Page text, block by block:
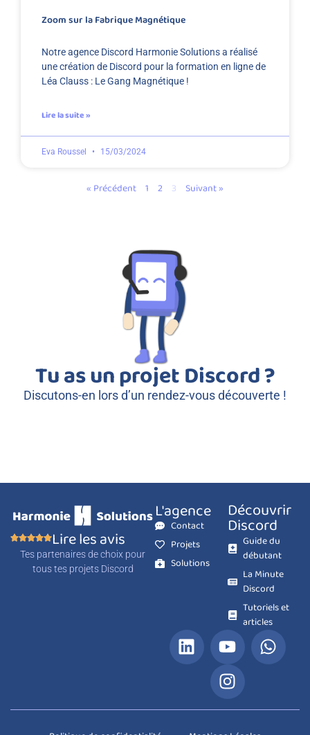
Zoom sur la Fabrique Magnétique
Notre agence Discord Harmonie Solutions a réalisé
une création de Discord pour la formation en ligne de
Léa Clauss : Le Gang Magnétique !
Lire la suite »
Eva Roussel 15/03/2024
« Précédent 1 2 3 Suivant »
Tu as un projet Discord ?
Discutons-en lors d’un rendez-vous découverte !
Lire les avis
Tes partenaires de choix pour
tous tes projets Discord
L'agence
Contact
Projets
Solutions
Découvrir
Discord
Guide du
débutant
La Minute
Discord
Tutoriels et
articles